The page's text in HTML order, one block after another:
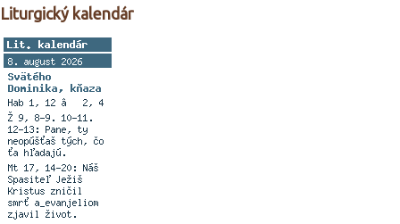
Liturgický kalendár